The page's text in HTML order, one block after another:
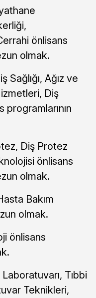
önlisans
olmak.
Sağlığı, Ağız ve
Diş
Diş Protez
önlisans
olmak.
Bakım
olmak.
önlisans
Laboratuvarı, Tıbbi
Teknikleri,